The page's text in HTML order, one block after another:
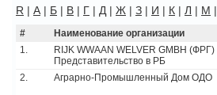
R | А | Б | В | Г | Д | Ж | З | И | К | Л | М |
# Наименование организации
1.
RIJK WWAAN WELVER GMBH (ФРГ)
Представительство в РБ
2.
Аграрно-Промышленный Дом ОДО